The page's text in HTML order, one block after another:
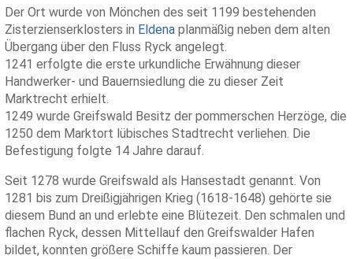
Der Ort wurde von Mönchen des seit 1199 bestehenden
Zisterzienserklosters in Eldena planmäßig neben dem alten
Übergang über den Fluss Ryck angelegt.
1241 erfolgte die erste urkundliche Erwähnung dieser
Handwerker- und Bauernsiedlung die zu dieser Zeit
Marktrecht erhielt.
1249 wurde Greifswald Besitz der pommerschen Herzöge, die
1250 dem Marktort lübisches Stadtrecht verliehen. Die
Befestigung folgte 14 Jahre darauf.
Seit 1278 wurde Greifswald als Hansestadt genannt. Von
1281 bis zum Dreißigjährigen Krieg (1618-1648) gehörte sie
diesem Bund an und erlebte eine Blütezeit. Den schmalen und
flachen Ryck, dessen Mittellauf den Greifswalder Hafen
bildet, konnten größere Schiffe kaum passieren. Der